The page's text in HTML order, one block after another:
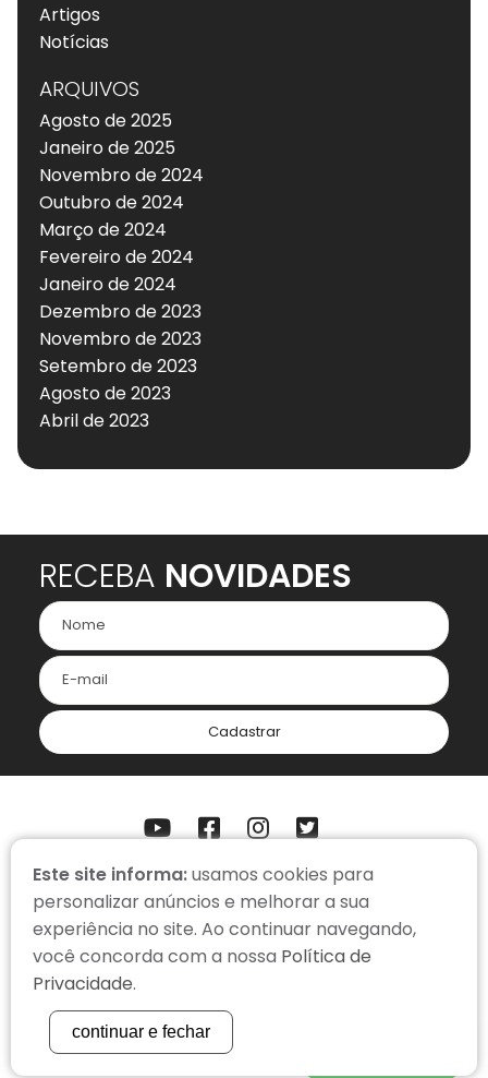
Artigos
Notícias
ARQUIVOS
Agosto de 2025
Janeiro de 2025
Novembro de 2024
Outubro de 2024
Março de 2024
Fevereiro de 2024
Janeiro de 2024
Dezembro de 2023
Novembro de 2023
Setembro de 2023
Agosto de 2023
Abril de 2023
RECEBA NOVIDADES
Cadastrar
ONDE ESTAMOS
Somos uma organização virtual, com colaboradores em home
office.
contato@cacadorderecompensas.org.br
(51) 3334-3366
POLÍTICA DE PRIVACIDADE
Este site informa:usamos cookies para
personalizar anúncios e melhorar a sua
experiência no site. Ao continuar navegando,
você concorda com a nossa Política de
Privacidade.
continuar e fechar